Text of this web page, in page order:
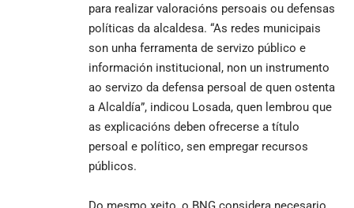
para realizar valoracións persoais ou defensas
políticas da alcaldesa. “As redes municipais
son unha ferramenta de servizo público e
información institucional, non un instrumento
ao servizo da defensa persoal de quen ostenta
a Alcaldía”, indicou Losada, quen lembrou que
as explicacións deben ofrecerse a título
persoal e político, sen empregar recursos
públicos.